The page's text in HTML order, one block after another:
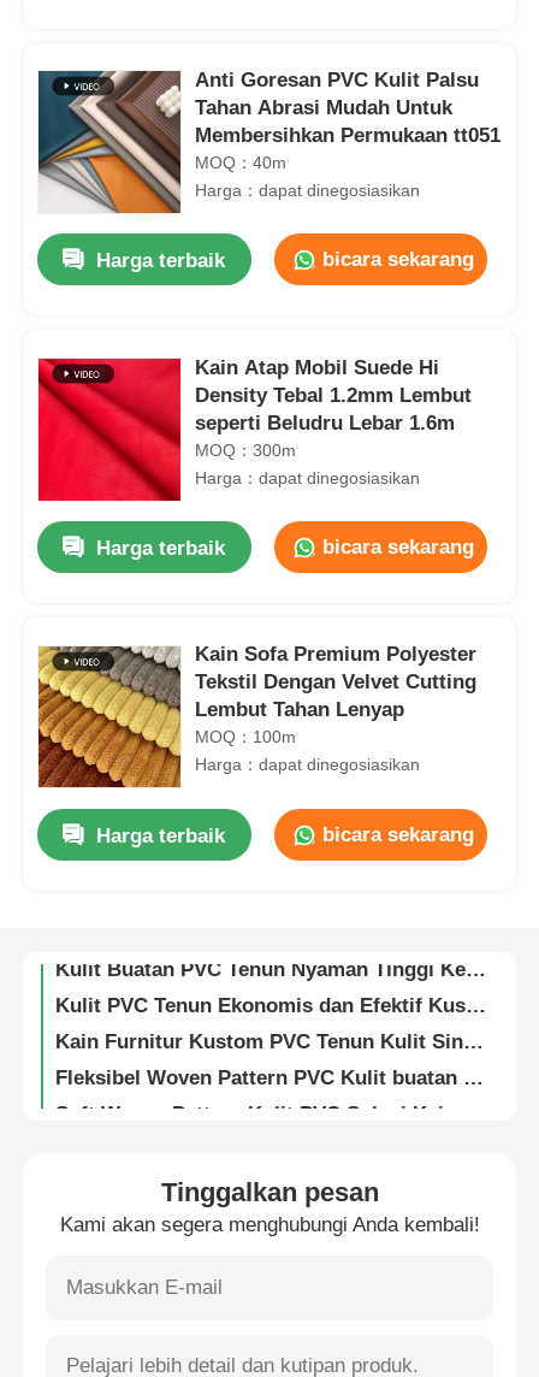
Rumah
Produk
Video
Tur Pabrik
Berita
Kasus
Bahan kulit sofa
Anti Goresan PVC Kulit Palsu
Tahan Abrasi Mudah Untuk
Membersihkan Permukaan tt051
MOQ：40m
Harga：dapat dinegosiasikan
Harga terbaik bicara sekarang
Kain Atap Mobil Suede Hi
Density Tebal 1.2mm Lembut
seperti Beludru Lebar 1.6m
MOQ：300m
Harga：dapat dinegosiasikan
Harga terbaik bicara sekarang
Kain Sofa Premium Polyester
Tekstil Dengan Velvet Cutting
Lembut Tahan Lenyap
MOQ：100m
Harga：dapat dinegosiasikan
Harga terbaik bicara sekarang
Lembaran Kulit PVC Sintetis Pola Tenun Ramah Lingkungan Lebar 140cm
Kain Kulit Sintetis PVC Tenun Anti Gores Kustom Pelapis Komersial
Mudah Bersih SR Kulit Sintetis Anti Mikrobial noda Resistant Goresan Komersial
Tinggalkan pesan
Kami akan segera menghubungi Anda kembali!